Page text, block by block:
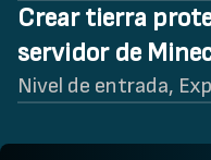
Crear tierra
servidor de
Nivel de entrada,